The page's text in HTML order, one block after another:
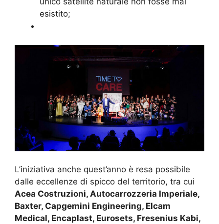
esistito;
L’iniziativa anche quest’anno è resa possibile
dalle eccellenze di spicco del territorio, tra cui
Acea Costruzioni, Autocarrozzeria Imperiale,
Baxter, Capgemini Engineering, Elcam
Medical, Encaplast, Eurosets, Fresenius Kabi,